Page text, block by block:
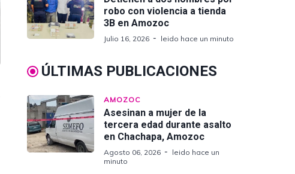
robo con violencia a tienda
3B en Amozoc
Julio 16, 2026 leido hace un minuto
ÚLTIMAS PUBLICACIONES
AMOZOC
Asesinan a mujer de la
tercera edad durante asalto
en Chachapa, Amozoc
Agosto 06, 2026
leido hace un
minuto